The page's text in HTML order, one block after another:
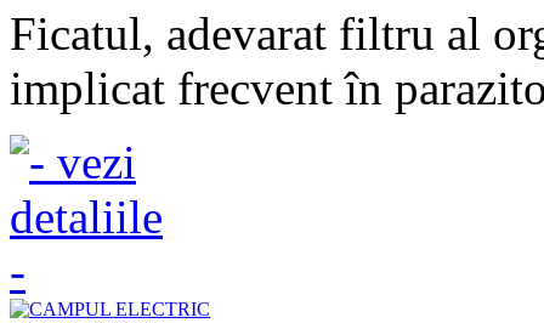
Ficatul, adevarat filtru al
implicat frecvent în